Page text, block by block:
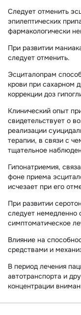
Следует отменить
эпилептических
фармакологически
При развитии
следует отменить.
Эсциталопрам
крови при сахарном
коррекции доз
Клинический опыт
свидетельствует о
реализации
терапии, в связи с
тщательное
Гипонатриемия,
фоне приема
исчезает при его
При развитии
следует немедленно
симптоматическое
Влияние на
средствами и
В период лечения
автотранспорта и
концентрации